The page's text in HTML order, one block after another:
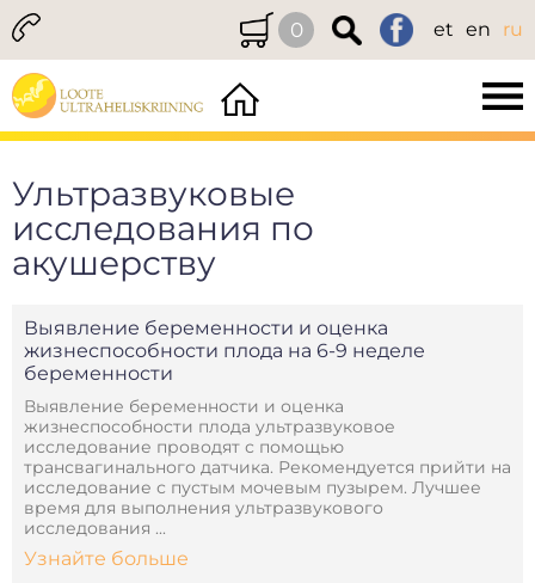
0 et en ru
Ультразвуковые
исследования по
акушерству
Выявление беременности и оценка
жизнеспособности плода на 6-9 неделе
беременности
Выявление беременности и оценка
жизнеспособности плода ультразвуковое
исследование проводят с помощью
трансвагинального датчика. Рекомендуется прийти на
исследование с пустым мочевым пузырем. Лучшее
время для выполнения ультразвукового
исследования ...
Узнайте больше